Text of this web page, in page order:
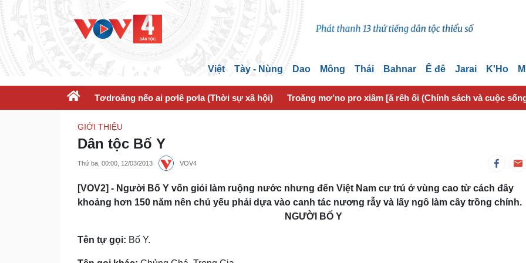
Việt Tày - Nùng Dao Mông Thái Bahnar Ê đê Jarai K'Ho
Tơdroăng nếo ai pơlê pơla (Thời sự xã hội) Troăng mơ’no pro xiâm [ă rêh ối (Chính sách và cuộc
GIỚI THIỆU
Dân tộc Bố Y
Thứ ba, 00:00, 12/03/2013 VOV4
[VOV2] - Người Bố Y vốn giỏi làm ruộng nước nhưng đến Việt Nam cư trú ở vùng cao từ cách đây
khoảng hơn 150 năm nên chủ yếu phải dựa vào canh tác nương rẫy và lấy ngô làm cây trồng chính.
NGƯỜI BỐ Y
Tên tự gọi: Bố Y.